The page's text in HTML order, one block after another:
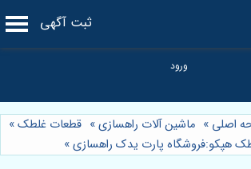
ثبت آگهی
اصلی » ماشین آلات راهسازی» قطعات غلطک»
هپکو:فروشگاه پارت یدک راهسازی»